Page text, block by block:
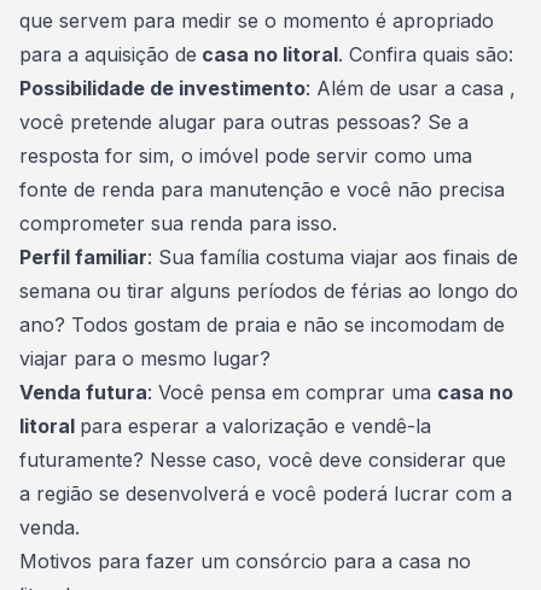
que servem para medir se o momento é apropriado
para a aquisição de casa no litoral. Confira quais são:
Possibilidade de investimento: Além de usar a casa ,
você pretende alugar para outras pessoas? Se a
resposta for sim, o imóvel pode servir como uma
fonte de renda para manutenção e você não precisa
comprometer sua renda para isso.
Perfil familiar: Sua família costuma viajar aos finais de
semana ou tirar alguns períodos de férias ao longo do
ano? Todos gostam de praia e não se incomodam de
viajar para o mesmo lugar?
Venda futura: Você pensa em comprar uma casa no
litoral para esperar a valorização e vendê-la
futuramente? Nesse caso, você deve considerar que
a região se desenvolverá e você poderá lucrar com a
venda.
Motivos para fazer um consórcio para a casa no